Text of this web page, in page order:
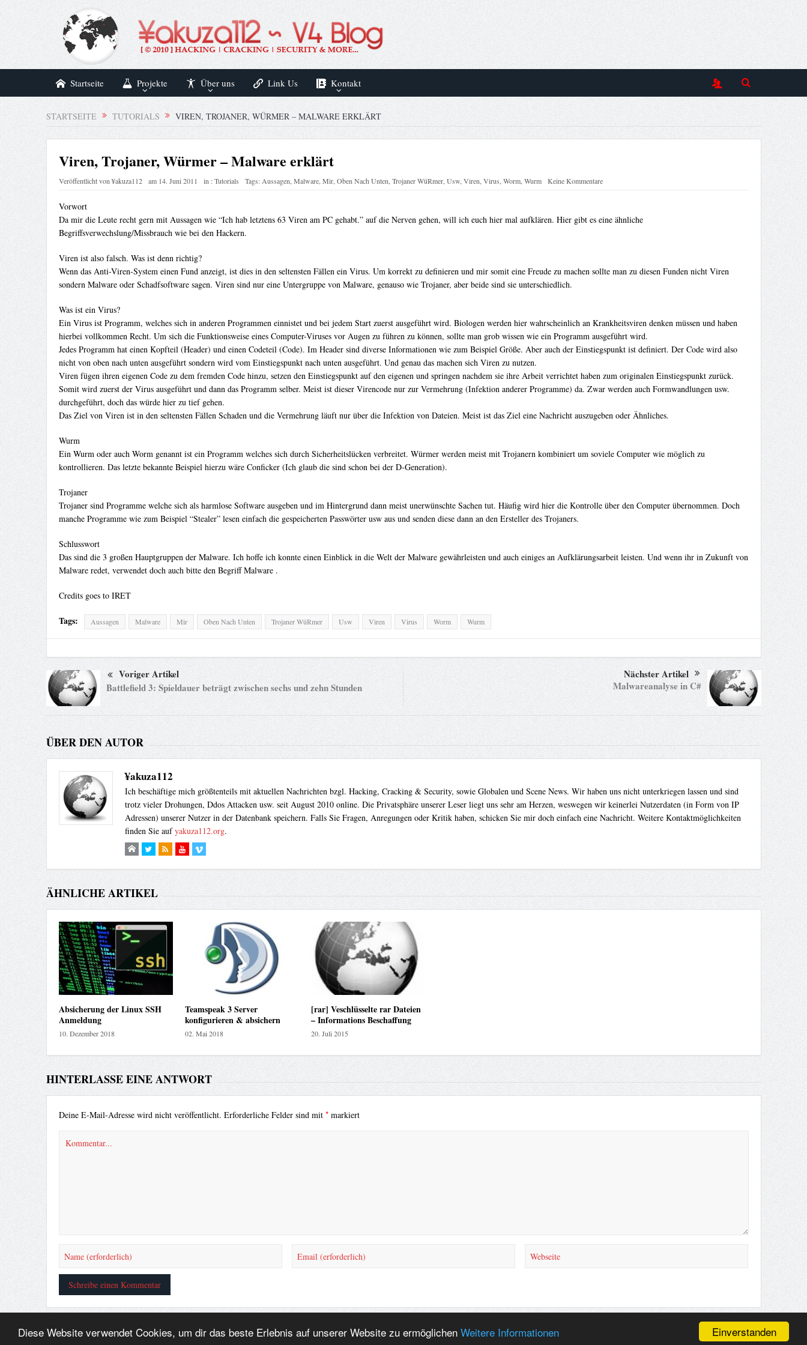
Einverstanden
Diese Website verwendet Cookies, um dir das beste Erlebnis auf unserer Website zu ermöglichen Weitere Informationen
Startseite Projekte Über uns Link Us Kontakt
STARTSEITE TUTORIALS VIREN, TROJANER, WÜRMER – MALWARE ERKLÄRT
Viren, Trojaner, Würmer – Malware erklärt
Veröffentlicht von¥akuza112 am 14. Juni 2011 in :Tutorials Tags:Aussagen,Malware,Mir,Oben Nach Unten,Trojaner WüRmer,Usw,Viren,Virus,Worm,Wurm Keine Kommentare
Vorwort
Da mir die Leute recht gern mit Aussagen wie “Ich hab letztens 63 Viren am PC gehabt.” auf die Nerven gehen, will ich euch hier mal aufklären. Hier gibt es eine ähnliche
Begriffsverwechslung/Missbrauch wie bei den Hackern.
Viren ist also falsch. Was ist denn richtig?
Wenn das Anti-Viren-System einen Fund anzeigt, ist dies in den seltensten Fällen ein Virus. Um korrekt zu definieren und mir somit eine Freude zu machen sollte man zu diesen Funden nicht Viren
sondern Malware oder Schadfsoftware sagen. Viren sind nur eine Untergruppe von Malware, genauso wie Trojaner, aber beide sind sie unterschiedlich.
Was ist ein Virus?
Ein Virus ist Programm, welches sich in anderen Programmen einnistet und bei jedem Start zuerst ausgeführt wird. Biologen werden hier wahrscheinlich an Krankheitsviren denken müssen und haben
hierbei vollkommen Recht. Um sich die Funktionsweise eines Computer-Viruses vor Augen zu führen zu können, sollte man grob wissen wie ein Programm ausgeführt wird.
Jedes Programm hat einen Kopfteil (Header) und einen Codeteil (Code). Im Header sind diverse Informationen wie zum Beispiel Größe. Aber auch der Einstiegspunkt ist definiert. Der Code wird also
nicht von oben nach unten ausgeführt sondern wird vom Einstiegspunkt nach unten ausgeführt. Und genau das machen sich Viren zu nutzen.
Viren fügen ihren eigenen Code zu dem fremden Code hinzu, setzen den Einstiegspunkt auf den eigenen und springen nachdem sie ihre Arbeit verrichtet haben zum originalen Einstiegspunkt zurück.
Somit wird zuerst der Virus ausgeführt und dann das Programm selber. Meist ist dieser Virencode nur zur Vermehrung (Infektion anderer Programme) da. Zwar werden auch Formwandlungen usw.
durchgeführt, doch das würde hier zu tief gehen.
Das Ziel von Viren ist in den seltensten Fällen Schaden und die Vermehrung läuft nur über die Infektion von Dateien. Meist ist das Ziel eine Nachricht auszugeben oder Ähnliches.
Wurm
Ein Wurm oder auch Worm genannt ist ein Programm welches sich durch Sicherheitslücken verbreitet. Würmer werden meist mit Trojanern kombiniert um soviele Computer wie möglich zu
kontrollieren. Das letzte bekannte Beispiel hierzu wäre Conficker (Ich glaub die sind schon bei der D-Generation).
Trojaner
Trojaner sind Programme welche sich als harmlose Software ausgeben und im Hintergrund dann meist unerwünschte Sachen tut. Häufig wird hier die Kontrolle über den Computer übernommen. Doch
manche Programme wie zum Beispiel “Stealer” lesen einfach die gespeicherten Passwörter usw aus und senden diese dann an den Ersteller des Trojaners.
Schlusswort
Das sind die 3 großen Hauptgruppen der Malware. Ich hoffe ich konnte einen Einblick in die Welt der Malware gewährleisten und auch einiges an Aufklärungsarbeit leisten. Und wenn ihr in Zukunft von
Malware redet, verwendet doch auch bitte den Begriff Malware .
Credits goes to IRET
Tags: Aussagen Malware Mir Oben Nach Unten Trojaner WüRmer Usw Viren Virus Worm Wurm
Voriger Artikel
Battlefield 3: Spieldauer beträgt zwischen sechs und zehn Stunden
Nächster Artikel
Malwareanalyse in C#
ÜBER DEN AUTOR
¥akuza112
Ich beschäftige mich größtenteils mit aktuellen Nachrichten bzgl. Hacking, Cracking & Security, sowie Globalen und Scene News. Wir haben uns nicht unterkriegen lassen und sind
trotz vieler Drohungen, Ddos Attacken usw. seit August 2010 online. Die Privatsphäre unserer Leser liegt uns sehr am Herzen, weswegen wir keinerlei Nutzerdaten (in Form von IP
Adressen) unserer Nutzer in der Datenbank speichern. Falls Sie Fragen, Anregungen oder Kritik haben, schicken Sie mir doch einfach eine Nachricht. Weitere Kontaktmöglichkeiten
finden Sie aufyakuza112.org.
ÄHNLICHE ARTIKEL
Absicherung der Linux SSH
Anmeldung
10. Dezember 2018
Teamspeak 3 Server
konfigurieren & absichern
02. Mai 2018
[rar] Veschlüsselte rar Dateien
– Informations Beschaffung
20. Juli 2015
HINTERLASSE EINE ANTWORT
Deine E-Mail-Adresse wird nicht veröffentlicht. Erforderliche Felder sind mit *markiert
© ¥akuza112 Inc. 2010 - All rights reserved.